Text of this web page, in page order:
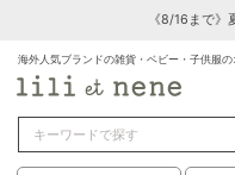
《8/16まで》
海外人気ブランドの雑貨・ベビー・子供服の